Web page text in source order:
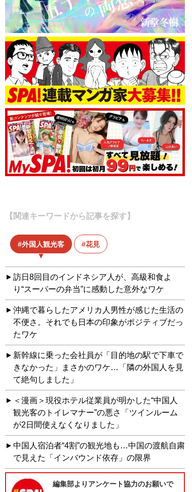
【関連キーワードから記事を探す】
外国人観光客 花見
訪日8回目のインドネシア人が、高級和食よ
り“スーパーの弁当”に感動した意外なワケ
沖縄で暮らしたアメリカ人男性が感じた生活の
不便さ。それでも日本の印象がポジティブだっ
たワケ
新幹線に乗った会社員が「目的地の駅で下車で
きなかった」まさかのワケ…「隣の外国人を見
て絶句しました」
＜漫画＞現役ホテル従業員が明かした“中国人
観光客のトイレマナー”の悪さ「ツインルーム
が2日間使えなくなりました」
中国人宿泊者“4割”の観光地も…中国の渡航自粛
で見えた「インバウンド依存」の限界